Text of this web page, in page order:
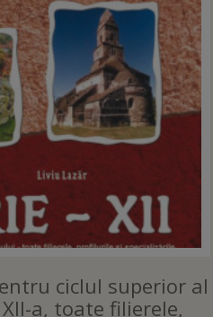
ciclul superior al
a, toate filierele,